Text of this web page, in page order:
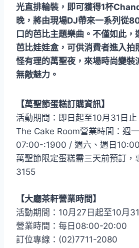
光直排輪裝，即可獲得1杯
晚，將由現場DJ帶來一系列從
口的芭比主題樂曲。不僅如此，
芭比娃娃盒，可供消費者進入拍
怪有理的萬聖夜，來場時尚變裝
無敵魅力。
【萬聖節蛋糕訂購資訊】
活動期間：即日起至10月31日止
The Cake Room營業時間：週
07:00-:1900 / 週六、週日
萬聖節限定蛋糕需三天前預訂
3155
【大廳茶軒營業時間】
活動期間：10月27日起至10月
營業時間：每日08:00-20:00
訂位專線：(02)7711-2080